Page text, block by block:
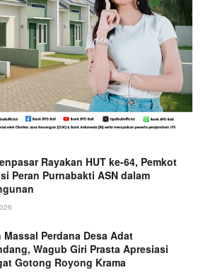
Rayakan HUT ke-64, Pemkot
Peran Purnabakti ASN dalam
Massal Perdana Desa Adat
Wagub Giri Prasta Apresiasi
Gotong Royong Krama